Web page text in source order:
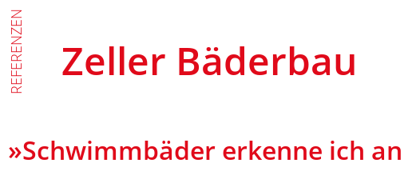
REFERENZEN Zeller Bäderbau
»Schwimmbäder erkenne ich